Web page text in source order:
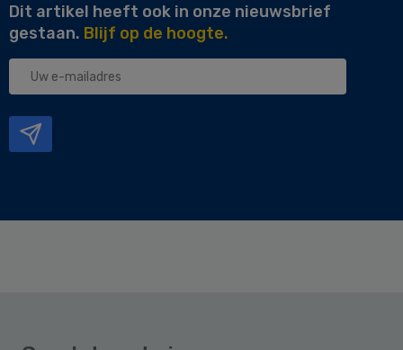
Dit artikel heeft ook in onze nieuwsbrief
gestaan. Blijf op de hoogte.
Uw